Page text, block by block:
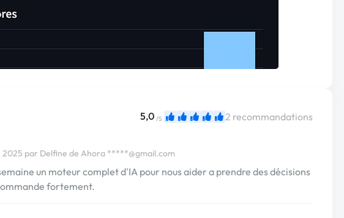
5,0 /5 2 recommandations
2025 par Delfine de Ahora *****@gmail.com
un moteur complet d'IA pour nous aider a prendre des décisions
fortement.